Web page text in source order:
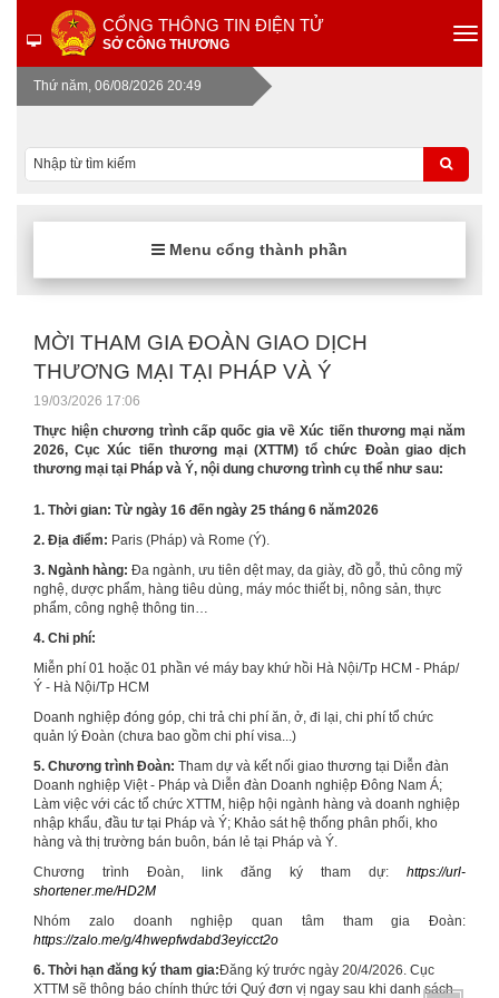
CỔNG THÔNG TIN ĐIỆN TỬ
SỞ CÔNG THƯƠNG
Thứ năm, 06/08/2026 20:49
Menu cổng thành phần
MỜI THAM GIA ĐOÀN GIAO DỊCH
THƯƠNG MẠI TẠI PHÁP VÀ Ý
19/03/2026 17:06
Thực hiện chương trình cấp quốc gia về Xúc tiến thương mại năm
2026, Cục Xúc tiến thương mại (XTTM) tổ chức Đoàn giao dịch
thương mại tại Pháp và Ý, nội dung chương trình cụ thể như sau:
1. Thời gian: Từ ngày 16 đến ngày 25 tháng 6 năm2026
2. Địa điểm: Paris (Pháp) và Rome (Ý).
3. Ngành hàng: Đa ngành, ưu tiên dệt may, da giày, đồ gỗ, thủ công mỹ
nghệ, dược phẩm, hàng tiêu dùng, máy móc thiết bị, nông sản, thực
phẩm, công nghệ thông tin…
4. Chi phí:
Miễn phí 01 hoặc 01 phần vé máy bay khứ hồi Hà Nội/Tp HCM - Pháp/
Ý - Hà Nội/Tp HCM
Doanh nghiệp đóng góp, chi trả chi phí ăn, ở, đi lại, chi phí tổ chức
quản lý Đoàn (chưa bao gồm chi phí visa...)
5. Chương trình Đoàn: Tham dự và kết nối giao thương tại Diễn đàn
Doanh nghiệp Việt - Pháp và Diễn đàn Doanh nghiệp Đông Nam Á;
Làm việc với các tổ chức XTTM, hiệp hội ngành hàng và doanh nghiệp
nhập khẩu, đầu tư tại Pháp và Ý; Khảo sát hệ thống phân phối, kho
hàng và thị trường bán buôn, bán lẻ tại Pháp và Ý.
Chương trình Đoàn, link đăng ký tham dự: https://url-
shortener.me/HD2M
Nhóm zalo doanh nghiệp quan tâm tham gia Đoàn:
https://zalo.me/g/4hwepfwdabd3eyicct2o
6. Thời hạn đăng ký tham gia:Đăng ký trước ngày 20/4/2026. Cục
XTTM sẽ thông báo chính thức tới Quý đơn vị ngay sau khi danh sách